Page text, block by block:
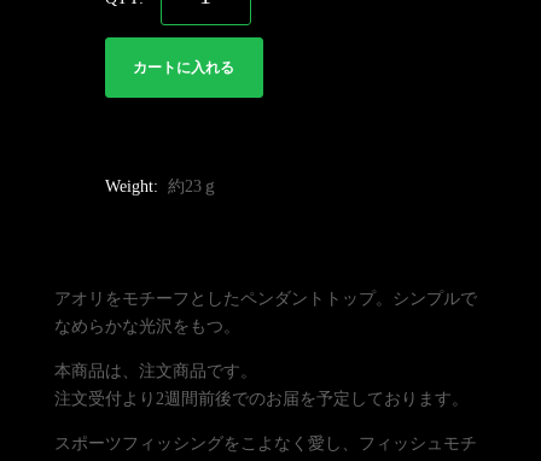
カートに入れる
Weight: 約23ｇ
アオリをモチーフとしたペンダントトップ。シンプルで
なめらかな光沢をもつ。
本商品は、注文商品です。
注文受付より2週間前後でのお届を予定しております。
スポーツフィッシングをこよなく愛し、フィッシュモチ